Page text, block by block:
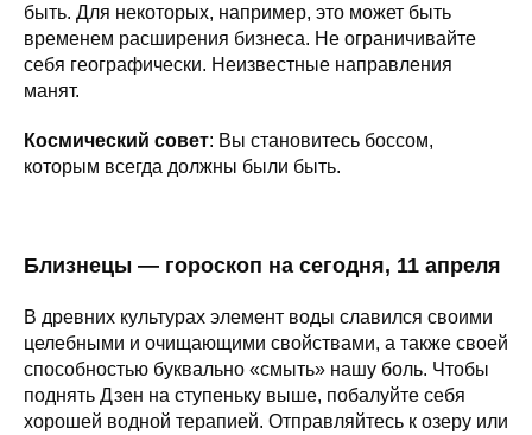
быть. Для некоторых, например, это может быть
временем расширения бизнеса. Не ограничивайте
себя географически. Неизвестные направления
манят.
Космический совет: Вы становитесь боссом,
которым всегда должны были быть.
Близнецы — гороскоп на сегодня, 11 апреля
В древних культурах элемент воды славился своими
целебными и очищающими свойствами, а также своей
способностью буквально «смыть» нашу боль. Чтобы
поднять Дзен на ступеньку выше, побалуйте себя
хорошей водной терапией. Отправляйтесь к озеру или